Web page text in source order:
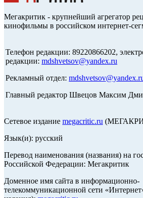
Мегакритик - крупнейший агрегатор
кинофильмы в российском интернет-
Телефон редакции: 89220866202,
редакции: mdshvetsov@yandex.ru
Рекламный отдел:
Главный редактор Швецов Максим
Сетевое издание megacritic.ru
Язык(и): русский
Перевод наименования (названия) на
Российской Федерации: Мегакритик
Доменное имя сайта в информационно-
телекоммуникационной сети